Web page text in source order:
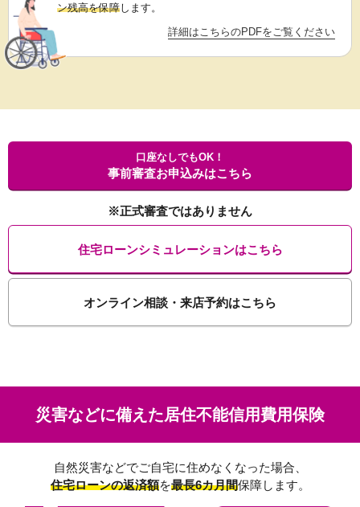
ン残高を保障します。
詳細はこちらのPDFをご覧ください
口座なしでもOK！
事前審査お申込みはこちら
※正式審査ではありません
住宅ローンシミュレーションはこちら
オンライン相談・来店予約はこちら
災害などに備えた居住不能信用費用保険
自然災害などでご自宅に住めなくなった場合、
住宅ローンの返済額を最長6カ月間保障します。